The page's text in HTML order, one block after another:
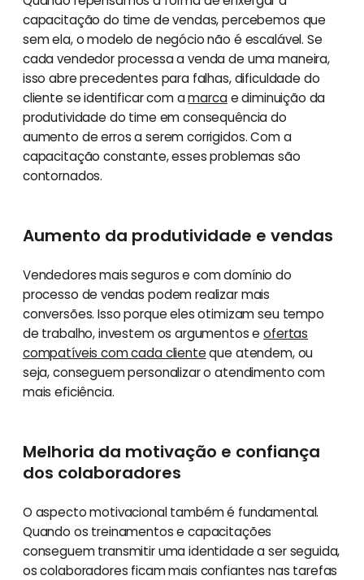
capacitação do time de vendas, percebemos que
sem ela, o modelo de negócio não é escalável. Se
cada vendedor processa a venda de uma maneira,
isso abre precedentes para falhas, dificuldade do
cliente se identificar com amarcae diminuição da
produtividade do time em consequência do
aumento de erros a serem corrigidos. Com a
capacitação constante, esses problemas são
contornados.
Aumento da produtividade e vendas
Vendedores mais seguros e com domínio do
processo de vendas podem realizar mais
conversões. Isso porque eles otimizam seu tempo
de trabalho, investem os argumentos eofertas
compatíveis com cada clienteque atendem, ou
seja, conseguem personalizar o atendimento com
mais eficiência.
Melhoria da motivação e confiança
dos colaboradores
O aspecto motivacional também é fundamental.
Quando os treinamentos e capacitações
conseguem transmitir uma identidade a ser seguida,
os colaboradores ficam mais confiantes nas tarefas